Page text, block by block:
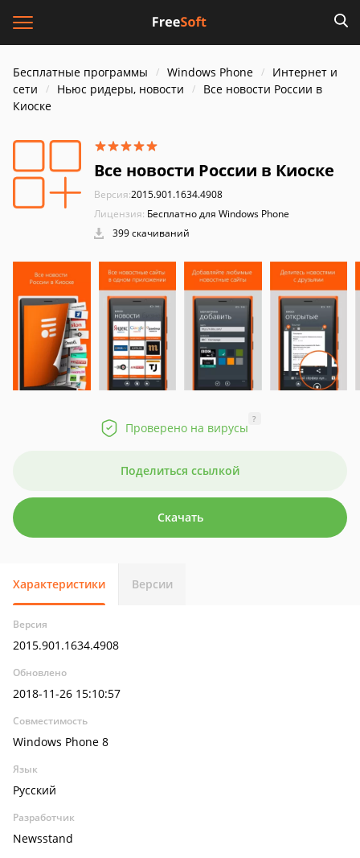
Бесплатные программы Windows Phone
Интернет и
cети
Ньюс ридеры, новости
Все новости России в
Киоске
Все новости России в Киоске
Версия:2015.901.1634.4908
Лицензия: Бесплатно для Windows Phone
399 скачиваний
Проверено на вирусы
?
Поделиться ссылкой
Скачать
Характеристики Версии
Версия
2015.901.1634.4908
Обновлено
2018-11-26 15:10:57
Совместимость
Windows Phone 8
Язык
Русский
Разработчик
Newsstand